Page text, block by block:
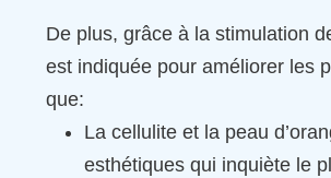
De plus, grâce à la stimulation
est indiquée pour améliorer les
que:
La cellulite et la peau
esthétiques qui inquiète le